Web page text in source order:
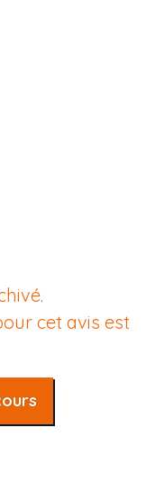
cet avis est